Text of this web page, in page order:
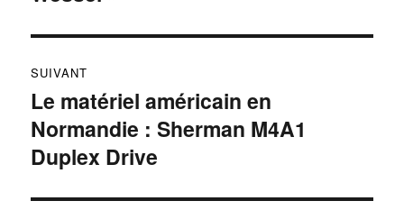
SUIVANT
Publication
suivante :
Le matériel américain en
Normandie : Sherman M4A1
Duplex Drive